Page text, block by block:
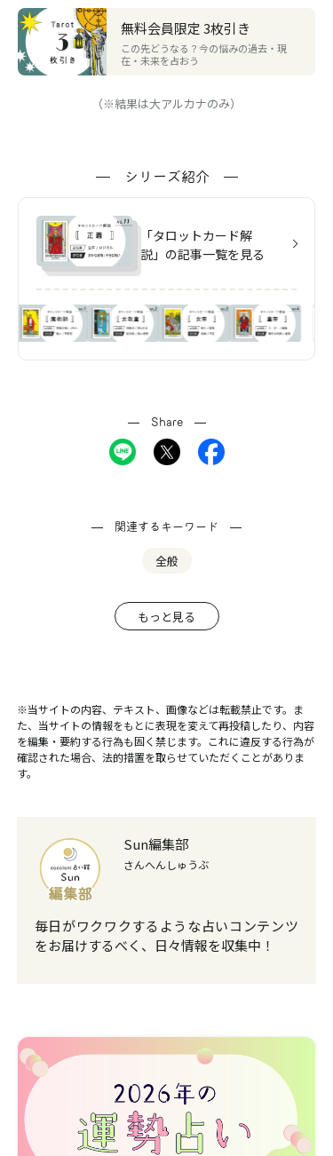
無料会員限定 3枚引き
この先どうなる？今の悩みの過去・現
在・未来を占おう
（※結果は大アルカナのみ）
シリーズ紹介
「タロットカード解
説」の記事一覧を見る
Share
関連するキーワード
全般
もっと見る
※当サイトの内容、テキスト、画像などは転載禁止です。ま
た、当サイトの情報をもとに表現を変えて再投稿したり、内容
を編集・要約する行為も固く禁じます。これに違反する行為が
確認された場合、法的措置を取らせていただくことがありま
す。
Sun編集部
さんへんしゅうぶ
毎日がワクワクするような占いコンテンツ
をお届けするべく、日々情報を収集中！